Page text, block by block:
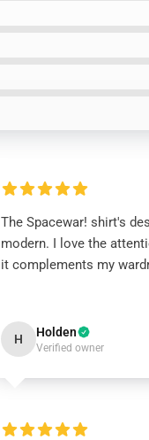
The Spacewar! shirt's
modern. I love the
it complements my
H Holden
Verified owner